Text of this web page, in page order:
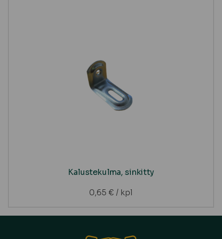
Kalustekulma, sinkitty
0,65 € / kpl